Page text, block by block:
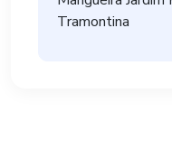
Tramontina